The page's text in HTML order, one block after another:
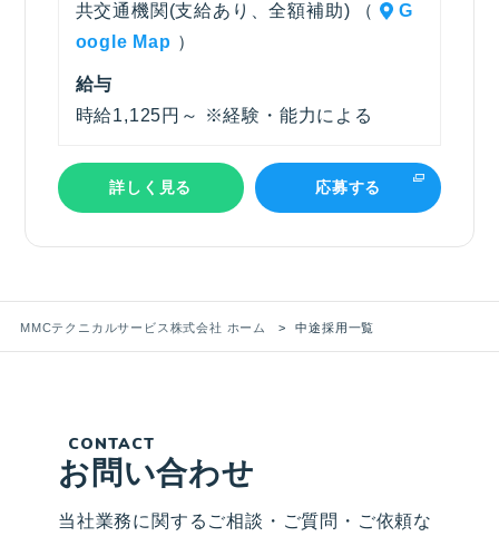
共交通機関(支給あり、全額補助) （
G
oogle Map ）
給与
時給1,125円～ ※経験・能力による
詳しく見る 応募する
MMCテクニカルサービス株式会社 ホーム 中途採用一覧
CONTACT
お問い合わせ
当社業務に関するご相談・ご質問・ご依頼な